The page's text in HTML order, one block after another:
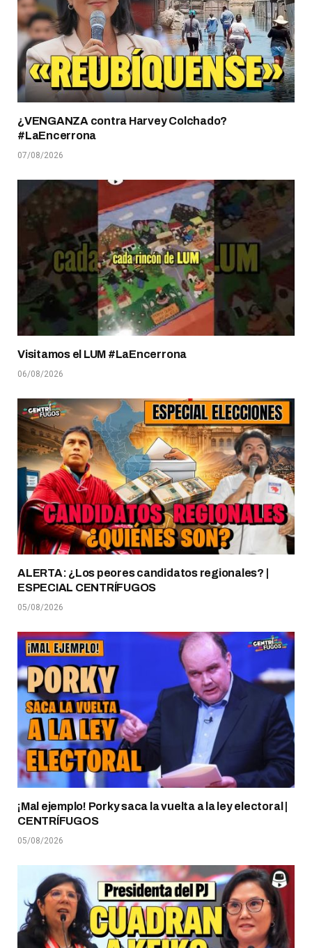
¿VENGANZA contra Harvey Colchado?
#LaEncerrona
07/08/2026
Visitamos el LUM #LaEncerrona
06/08/2026
ALERTA: ¿Los peores candidatos regionales? |
ESPECIAL CENTRÍFUGOS
05/08/2026
¡Mal ejemplo! Porky saca la vuelta a la ley electoral |
CENTRÍFUGOS
05/08/2026